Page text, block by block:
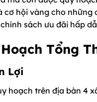
hội vàng cho
sách ưu đãi hấp
Tổng
Lợi
hoạch trên địa bàn 4